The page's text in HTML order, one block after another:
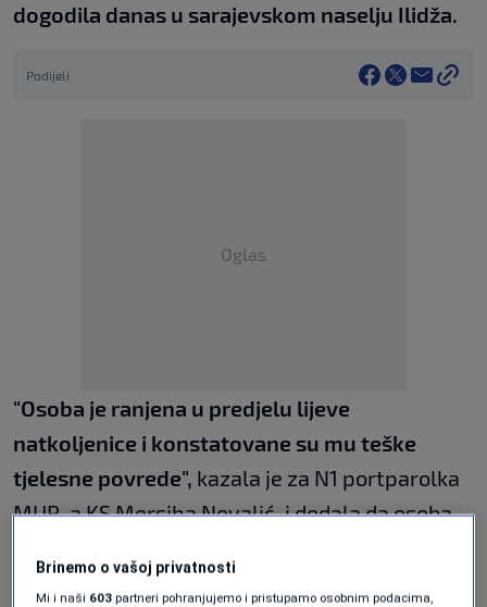
dogodila danas u sarajevskom naselju Ilidža.
Podijeli
Oglas
"Osoba je ranjena u predjelu lijeve
natkoljenice i konstatovane su mu teške
tjelesne povrede", kazala je za N1 portparolka
MUP-a KS Mersiha Novalić, i dodala da osoba
policijskom kontrolom.
Brinemo o vašoj privatnosti
Mi i naši 603 partneri pohranjujemo i pristupamo osobnim podacima,